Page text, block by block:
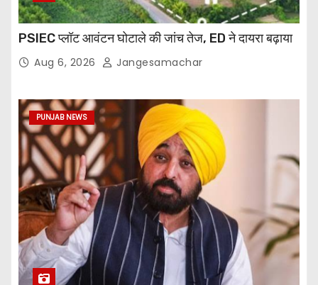
PSIEC प्लॉट आवंटन घोटाले की जांच तेज, ED ने दायरा बढ़ाया
Aug 6, 2026 Jangesamachar
PUNJAB NEWS